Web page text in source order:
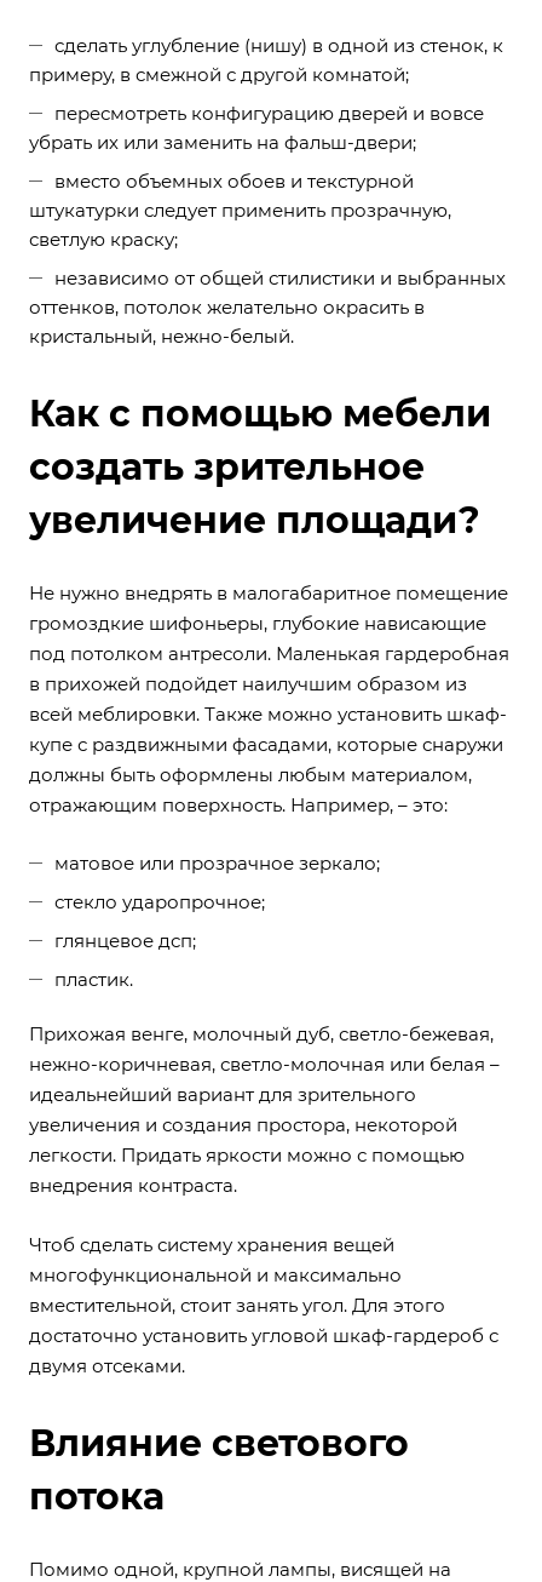
сделать углубление (нишу) в одной из стенок, к
примеру, в смежной с другой комнатой;
пересмотреть конфигурацию дверей и вовсе
убрать их или заменить на фальш-двери;
вместо объемных обоев и текстурной
штукатурки следует применить прозрачную,
светлую краску;
независимо от общей стилистики и выбранных
оттенков, потолок желательно окрасить в
кристальный, нежно-белый.
Как с помощью мебели
создать зрительное
увеличение площади?
Не нужно внедрять в малогабаритное помещение
громоздкие шифоньеры, глубокие нависающие
под потолком антресоли. Маленькая гардеробная
в прихожей подойдет наилучшим образом из
всей меблировки. Также можно установить шкаф-
купе с раздвижными фасадами, которые снаружи
должны быть оформлены любым материалом,
отражающим поверхность. Например, – это:
матовое или прозрачное зеркало;
стекло ударопрочное;
глянцевое дсп;
пластик.
Прихожая венге, молочный дуб, светло-бежевая,
нежно-коричневая, светло-молочная или белая –
идеальнейший вариант для зрительного
увеличения и создания простора, некоторой
легкости. Придать яркости можно с помощью
внедрения контраста.
Чтоб сделать систему хранения вещей
многофункциональной и максимально
вместительной, стоит занять угол. Для этого
достаточно установить угловой шкаф-гардероб с
двумя отсеками.
Влияние светового
потока
Помимо одной, крупной лампы, висящей на